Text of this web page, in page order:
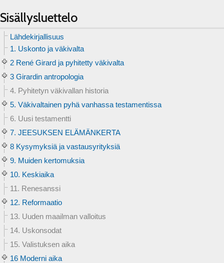
Sisällysluettelo
Lähdekirjallisuus
1. Uskonto ja väkivalta
2 René Girard ja pyhitetty väkivalta
3 Girardin antropologia
4. Pyhitetyn väkivallan historia
5. Väkivaltainen pyhä vanhassa testamentissa
6. Uusi testamentti
7. JEESUKSEN ELÄMÄNKERTA
8 Kysymyksiä ja vastausyrityksiä
9. Muiden kertomuksia
10. Keskiaika
11. Renesanssi
12. Reformaatio
13. Uuden maailman valloitus
14. Uskonsodat
15. Valistuksen aika
16 Moderni aika